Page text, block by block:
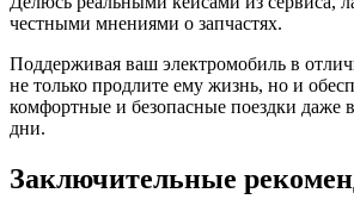
честными мнениями о запчастях.
Поддерживая ваш электромобиль в
не только продлите ему жизнь, но и
комфортные и безопасные поездки даже
дни.
Заключительные